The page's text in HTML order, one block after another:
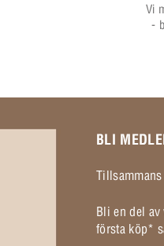
Vi
-
BLI
Bli en del
första köp*